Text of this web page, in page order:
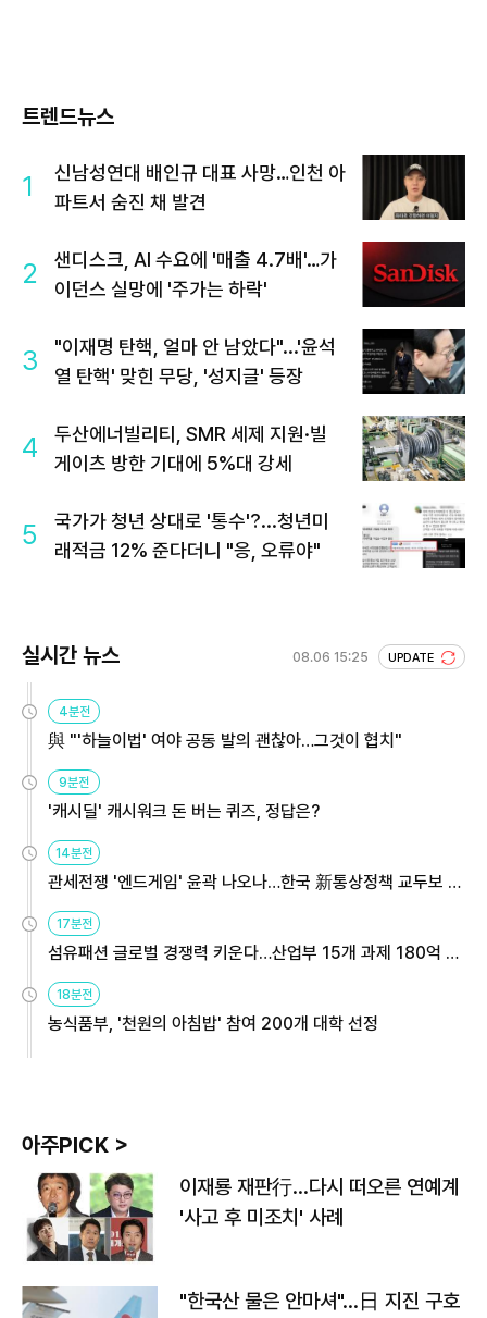
트렌드뉴스
1
신남성연대 배인규 대표 사망…인천 아
파트서 숨진 채 발견
2
샌디스크, AI 수요에 '매출 4.7배'…가
이던스 실망에 '주가는 하락'
3
"이재명 탄핵, 얼마 안 남았다"...'윤석
열 탄핵' 맞힌 무당, '성지글' 등장
4
두산에너빌리티, SMR 세제 지원·빌
게이츠 방한 기대에 5%대 강세
5
국가가 청년 상대로 '통수'?...청년미
래적금 12% 준다더니 "응, 오류야"
실시간 뉴스 08.06 15:25 UPDATE
4분전
與 "'하늘이법' 여야 공동 발의 괜찮아…그것이 협치"
9분전
'캐시딜' 캐시워크 돈 버는 퀴즈, 정답은?
14분전
관세전쟁 '엔드게임' 윤곽 나오나…한국 新통상정책 교두보 활
용해야
17분전
섬유패션 글로벌 경쟁력 키운다…산업부 15개 과제 180억 지
원
18분전
농식품부, '천원의 아침밥' 참여 200개 대학 선정
아주PICK >
이재룡 재판行…다시 떠오른 연예계
'사고 후 미조치' 사례
"한국산 물은 안마셔"…日 지진 구호